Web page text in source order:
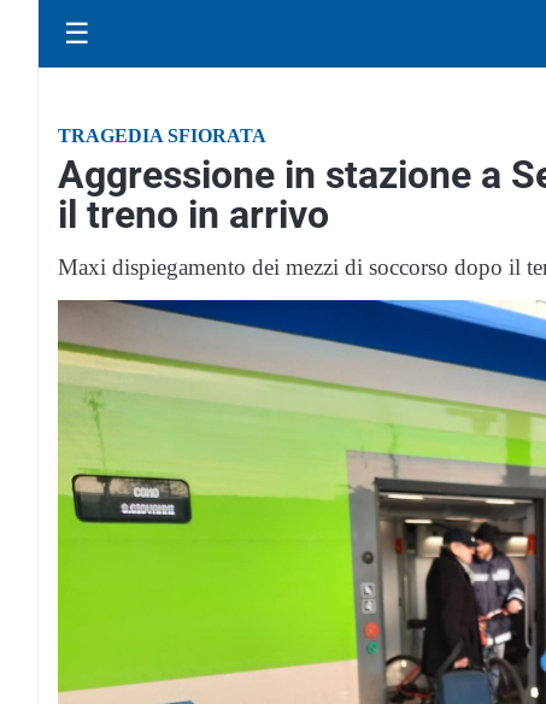
☰
TRAGEDIA SFIORATA
Aggressione in stazione a
il treno in arrivo
Maxi dispiegamento dei mezzi di soccorso dopo il